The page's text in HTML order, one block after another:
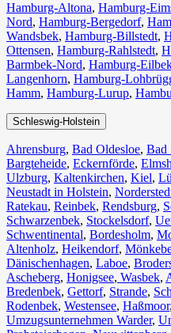
Hamburg-Altona, Hamburg-
Nord, Hamburg-Bergedorf,
Wandsbek, Hamburg-Billstedt,
Ottensen, Hamburg-Rahlstedt,
Barmbek-Nord, Hamburg-
Langenhorn, Hamburg-
Hamm, Hamburg-Lurup,
Schleswig-Holstein
Ahrensburg, Bad Oldesloe, Bad
Bargteheide, Eckernförde,
Ulzburg, Kaltenkirchen, Kiel,
Neustadt in Holstein,
Ratekau, Reinbek, Rendsburg,
Schwarzenbek, Stockelsdorf,
Schwentinental, Bordesholm,
Altenholz, Heikendorf,
Dänischenhagen, Laboe,
Ascheberg, Honigsee, Wasbek,
Bredenbek, Gettorf, Strande,
Rodenbek, Westensee, Haßmoor,
Umzugsunternehmen Warder,